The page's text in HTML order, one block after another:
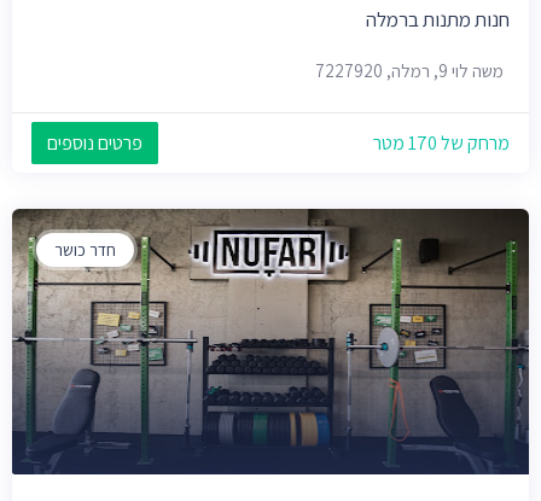
חנות מתנות ברמלה
משה לוי 9, רמלה, 7227920
מרחק של 170 מטר פרטים נוספים
חדר כושר